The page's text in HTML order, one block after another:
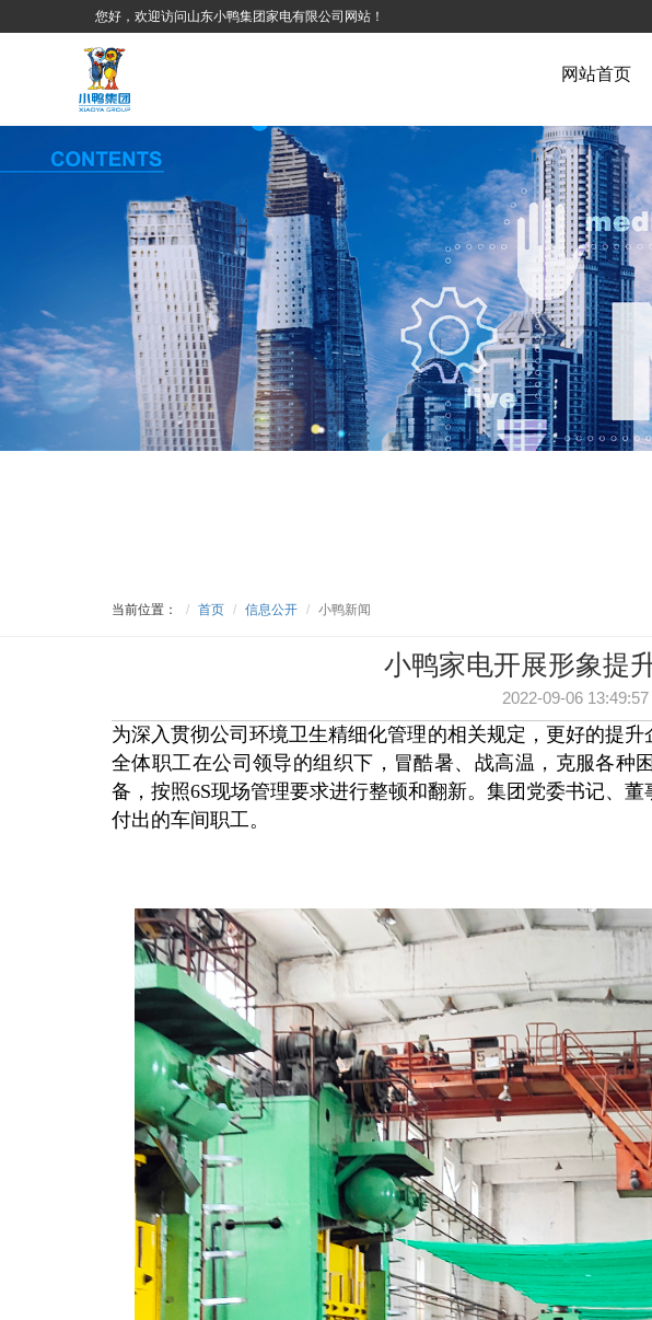
您好，欢迎访问山东小鸭集团家电有限公司网站！
网站首页
洗衣机专区
壁挂洗衣机
滚筒洗衣机
波轮洗衣机
查看更多
查看更多 查看更多
当前位置： 首页 信息公开 小鸭新闻
小鸭家电开展形象提
2022-09-06 13:49:57
为深入贯彻公司环境卫生精细化管理的相关规定，更好的提
全体职工在公司领导的组织下，冒酷暑、战高温，克服各种
备，按照6S现场管理要求进行整顿和翻新。集团党委书记、
付出的车间职工。